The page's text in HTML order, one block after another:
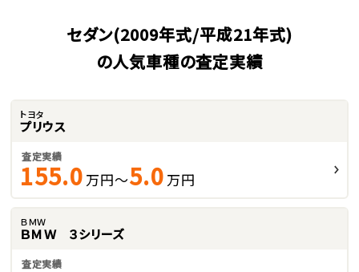
セダン(2009年式/平成21年式)
の人気車種の査定実績
トヨタ
プリウス
査定実績
155.0 万円～5.0 万円
ＢＭＷ
ＢＭＷ ３シリーズ
査定実績